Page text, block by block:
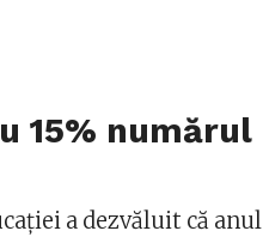
15% numărul
a dezvăluit că anul